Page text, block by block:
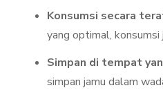
Konsumsi secara
yang optimal, konsumsi
Simpan di tempat
simpan jamu dalam